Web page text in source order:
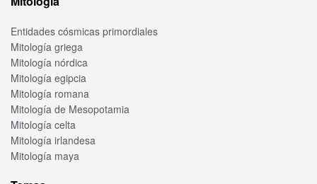
Entidades cósmicas primordiales
Mitología griega
Mitología nórdica
Mitología egipcia
Mitología romana
Mitología de Mesopotamia
Mitología celta
Mitología irlandesa
Mitología maya